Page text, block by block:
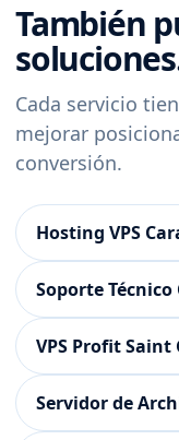
También
Cada servicio
mejorar
conversión.
Hosting VPS
Soporte Técnico
VPS Profit Saint
Servidor de